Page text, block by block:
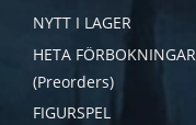
NYTT I LAGER
HETA FÖRBOKNINGAR
(Preorders)
FIGURSPEL